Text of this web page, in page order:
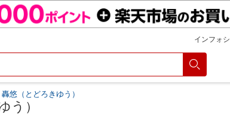
インフォ
轟悠（とどろきゆう）
う）